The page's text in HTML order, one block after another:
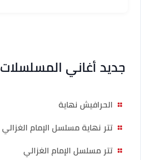
جديد أغاني المسلسلات
الحرافيش نهاية
تتر نهاية مسلسل الإمام الغزالي
تتر مسلسل الإمام الغزالي